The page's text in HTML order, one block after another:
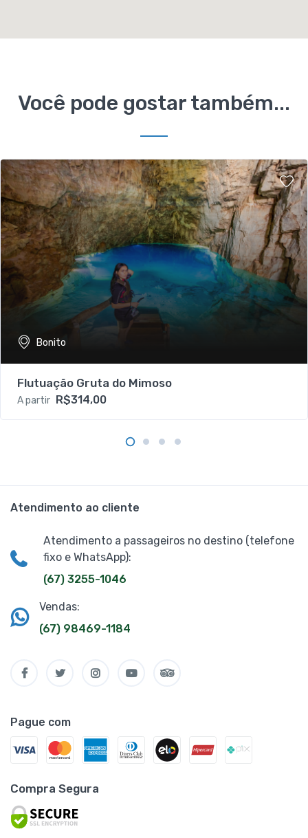
Você pode gostar também...
Bonito
Flutuação Gruta do Mimoso
A partir R$314,00
Atendimento ao cliente
Atendimento a passageiros no destino (telefone
fixo e WhatsApp):
(67) 3255-1046
Vendas:
(67) 98469-1184
Pague com
Compra Segura